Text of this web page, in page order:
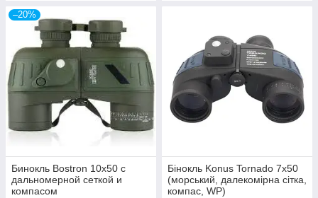
–20%
Бинокль Bostron 10x50 с
дальномерной сеткой и
компасом
Бінокль Konus Tornado 7x50
(морський, далекомірна сітка,
компас, WP)